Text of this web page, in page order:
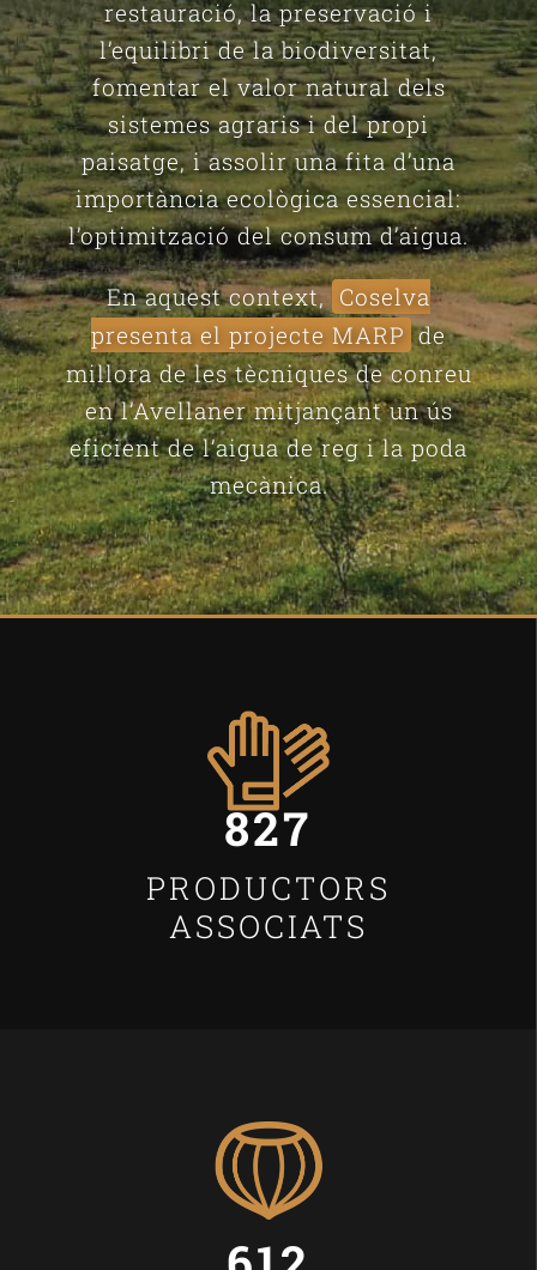
restauració, la preservació i
l’equilibri de la biodiversitat,
fomentar el valor natural dels
sistemes agraris i del propi
paisatge, i assolir una fita d’una
importància ecològica essencial:
l’optimització del consum d’aigua.
En aquest context, Coselva
presenta el projecte MARP de
millora de les tècniques de conreu
en l’Avellaner mitjançant un ús
eficient de l’aigua de reg i la poda
mecànica.
827
PRODUCTORS
ASSOCIATS